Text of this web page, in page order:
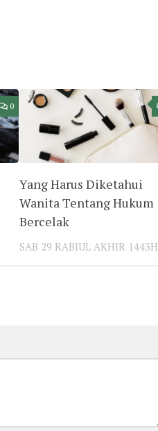
0
Yang Harus Diketahui
Wanita Tentang Hukum
Bercelak
SAB 29 RABIUL AKHIR 1443H